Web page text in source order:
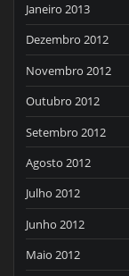
Janeiro 2013
Dezembro 2012
Novembro 2012
Outubro 2012
Setembro 2012
Agosto 2012
Julho 2012
Junho 2012
Maio 2012